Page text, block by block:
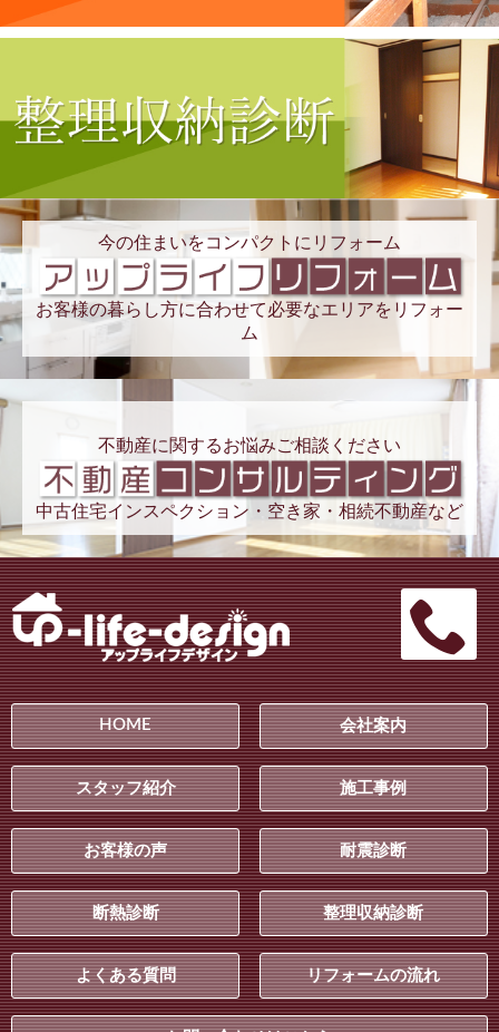
今の住まいをコンパクトにリフォーム
お客様の暮らし方に合わせて必要なエリアをリフォー
ム
不動産に関するお悩みご相談ください
中古住宅インスペクション・空き家・相続不動産など
HOME 会社案内
スタッフ紹介 施工事例
お客様の声 耐震診断
断熱診断 整理収納診断
よくある質問 リフォームの流れ